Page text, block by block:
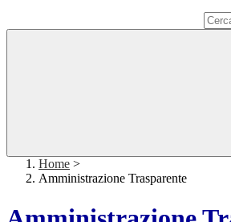
Home >
Amministrazione Trasparente